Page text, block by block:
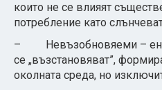
които не се влияят
потребление като
– Невъзобновяеми –
се „възстановяват”,
околната среда, но